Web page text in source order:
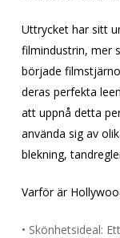
Uttrycket har sitt
filmindustrin, mer
började
deras perfekta
att uppnå detta
använda sig av
blekning,
Varför är
• Skönhetsideal: